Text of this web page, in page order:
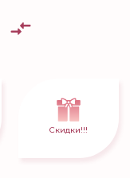
Скидки!!!